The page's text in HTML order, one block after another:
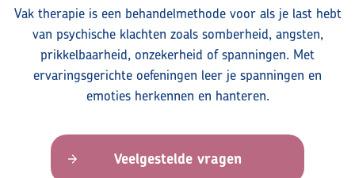
Privacyverklaring volwassenen
Aanmelden
Vak therapie is een behandelmethode voor als je last hebt
van psychische klachten zoals somberheid, angsten,
prikkelbaarheid, onzekerheid of spanningen. Met
ervaringsgerichte oefeningen leer je spanningen en
emoties herkennen en hanteren.
Veelgestelde vragen